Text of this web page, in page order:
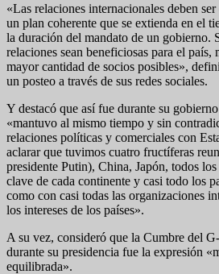
«Las relaciones internacionales deben
un plan coherente que se extienda en el
la duración del mandato de un gobierno.
relaciones sean beneficiosas para el país,
mayor cantidad de socios posibles»,
un posteo a través de sus redes sociales.
Y destacó que así fue durante su
«mantuvo al mismo tiempo y sin
relaciones políticas y comerciales con
aclarar que tuvimos cuatro fructíferas
presidente Putin), China, Japón, todos los
clave de cada continente y casi todo los
como con casi todas las organizaciones
los intereses de los países».
A su vez, consideró que la Cumbre del
durante su presidencia fue la expresión
equilibrada».